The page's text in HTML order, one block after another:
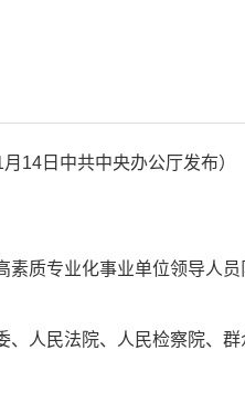
14日中共中央办公厅发布）
质专业化事业单位领导人员
人民法院、人民检察院、群